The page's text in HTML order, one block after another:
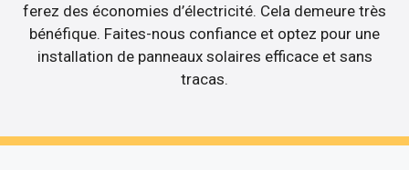
ferez des économies d’électricité. Cela demeure très
bénéfique. Faites-nous confiance et optez pour une
installation de panneaux solaires efficace et sans
tracas.